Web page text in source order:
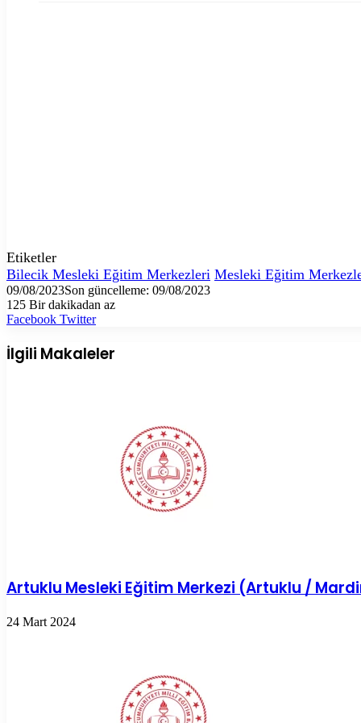
Etiketler
Bilecik Mesleki Eğitim Merkezleri Mesleki Eğitim
09/08/2023Son güncelleme: 09/08/2023
125 Bir dakikadan az
Facebook TwitterLinkedIn
Tumblr
Pinterest
Reddit
VKontakte
E-
ile
paylaş
Yazdır
İlgili Makaleler
Artuklu Mesleki Eğitim Merkezi (Artuklu /
24 Mart 2024